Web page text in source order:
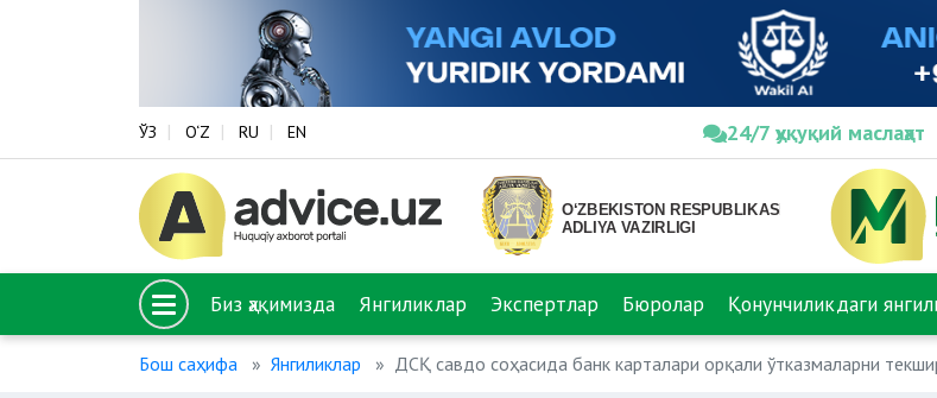
ЎЗ O‘Z RU EN 24/7 ҳуқуқий маслаҳат
Биз ҳақимизда Янгиликлар Экспертлар Бюролар Қонунчиликдаги
Бош саҳифа Янгиликлар ДСҚ савдо соҳасида банк карталари орқали ўтказмаларни